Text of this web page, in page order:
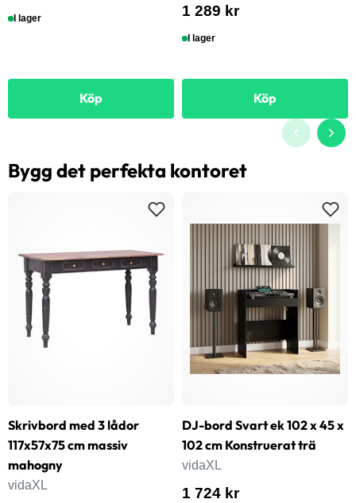
I lager
Köp
1 289 kr
I lager
Köp
Bygg det perfekta kontoret
Skrivbord med 3 lådor
117x57x75 cm massiv
mahogny
vidaXL
DJ-bord Svart ek 102 x 45 x
102 cm Konstruerat trä
vidaXL
1 724 kr